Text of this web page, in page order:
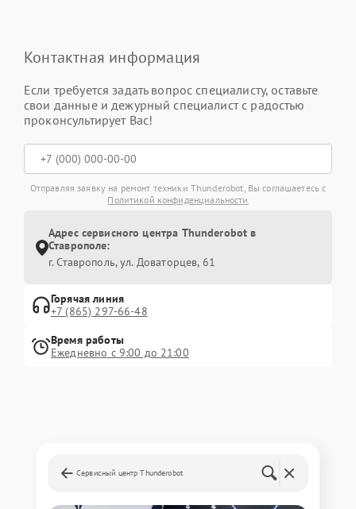
Контактная информация
Если требуется задать вопрос специалисту, оставьте
свои данные и дежурный специалист с радостью
проконсультирует Вас!
Отправляя заявку на ремонт техники Thunderobot, Вы соглашаетесь с
Политикой конфиденциальности
Адрес сервисного центра Thunderobot в
Ставрополе:
г. Ставрополь, ул. Доваторцев, 61
Горячая линия
+7 (865) 297-66-48
Время работы
Ежедневно с 9:00 до 21:00
Сервисный центр Thunderobot